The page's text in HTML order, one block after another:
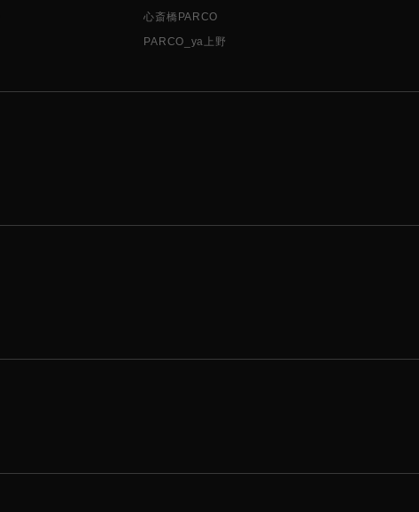
心斎橋PARCO
PARCO_ya上野